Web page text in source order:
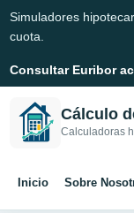
Simuladores
cuota.
Consultar Euribor
Cálculo
Calculadoras
Inicio Sobre